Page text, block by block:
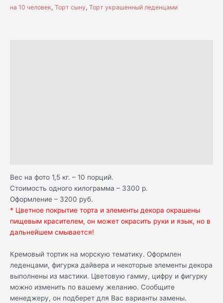
на 10 человек, Торт сыну, Торт украшенный леденцами
Вес на фото 1,5 кг. – 10 порций.
Стоимость одного килограмма – 3300 р.
Оформление – 3200 руб.
* Цветное покрытие торта и элементы декора окрашены
пищевым красителем, он может окрасить руки и язык, но в
дальнейшем смывается!
Кремовый тортик на морскую тематику. Оформлен
леденцами, фигурка дайвера и некоторые элементы декора
выполнены из мастики. Цветовую гамму, цифру и фигурку
можно изменить по вашему желанию. Сообщите
менеджеру, он подберет для Вас варианты замены.